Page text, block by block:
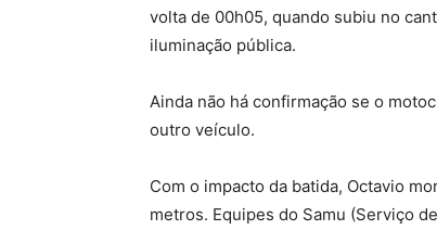
volta de 00h05, quando subiu no
iluminação pública.
Ainda não há confirmação se o
outro veículo.
Com o impacto da batida, Octavio
metros. Equipes do Samu (Serviço